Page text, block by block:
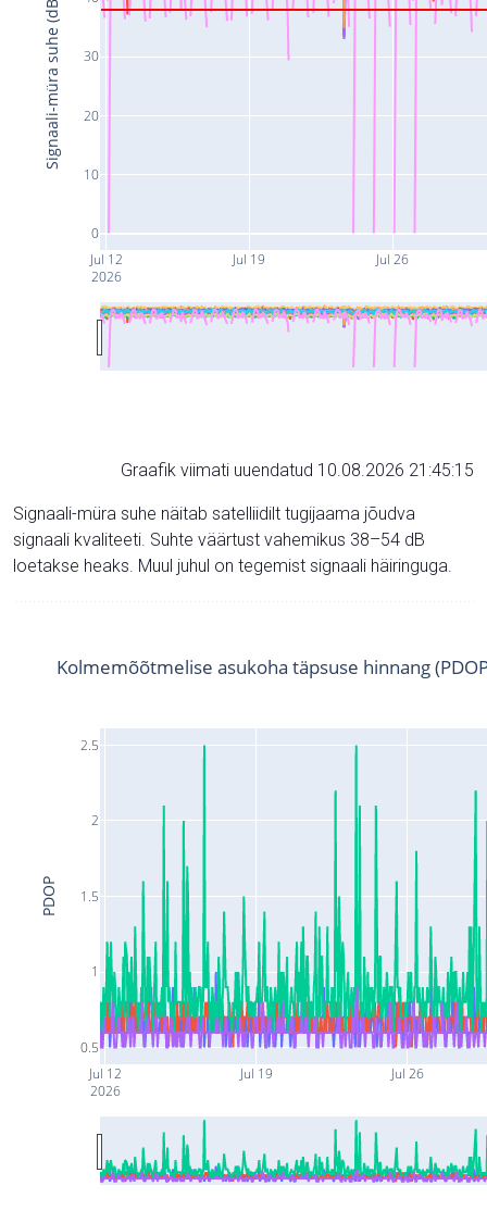
Jul 12
2026
Jul 19 Jul 26
0
10
20
30
Signaali-müra suhe (dB)
Graafik viimati uuendatud 10.08.2026 21:45:15
Signaali-müra suhe näitab satelliidilt tugijaama jõudva
signaali kvaliteeti. Suhte väärtust vahemikus 38–54 dB
loetakse heaks. Muul juhul on tegemist signaali häiringuga.
Jul 12
2026
Jul 19 Jul 26
0.5
1
1.5
2
2.5
Kolmemõõtmelise asukoha täpsuse hinnang
PDOP